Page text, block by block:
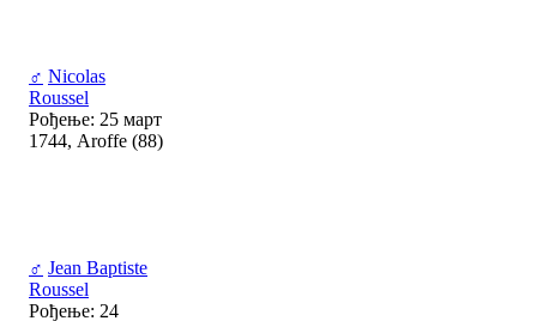
♂ Nicolas
Roussel
Рођење: 25 март
1744, Aroffe (88)
♂ Jean Baptiste
Roussel
Рођење: 24